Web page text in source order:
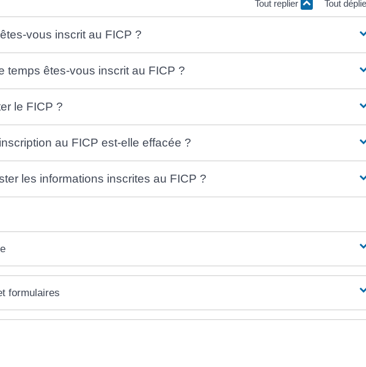
Tout replier Tout
vous inscrit au FICP ?
temps êtes-vous inscrit au FICP ?
le FICP ?
au FICP est-elle effacée ?
les informations inscrites au FICP ?
formulaires